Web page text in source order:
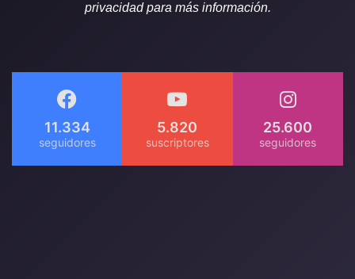
privacidad para más información.
11.334 5.820 25.600